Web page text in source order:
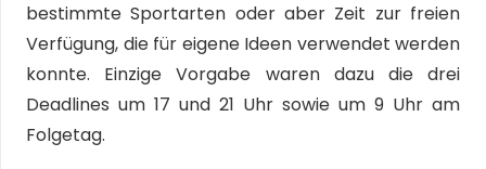
bestimmte Sportarten oder aber Zeit zur freien
Verfügung, die für eigene Ideen verwendet werden
konnte. Einzige Vorgabe waren dazu die drei
Deadlines um 17 und 21 Uhr sowie um 9 Uhr am
Folgetag.